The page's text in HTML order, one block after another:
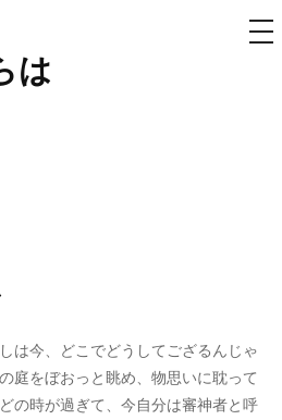
は
メ
ニ
は今、どこでどうしてござるんじゃ
庭をぼおっと眺め、物思いに耽って
の時が過ぎて、今自分は審神者と呼